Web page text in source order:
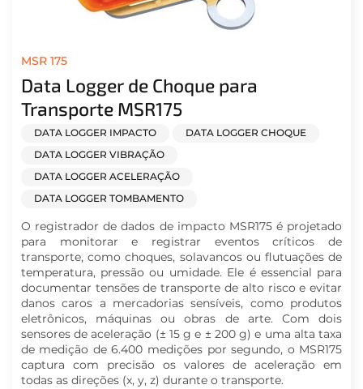
MSR 175
Data Logger de Choque para
Transporte MSR175
DATA LOGGER IMPACTO
DATA LOGGER CHOQUE
DATA LOGGER VIBRAÇÃO
DATA LOGGER ACELERAÇÃO
DATA LOGGER TOMBAMENTO
O registrador de dados de impacto MSR175 é projetado
para monitorar e registrar eventos críticos de
transporte, como choques, solavancos ou flutuações de
temperatura, pressão ou umidade. Ele é essencial para
documentar tensões de transporte de alto risco e evitar
danos caros a mercadorias sensíveis, como produtos
eletrônicos, máquinas ou obras de arte. Com dois
sensores de aceleração (± 15 g e ± 200 g) e uma alta taxa
de medição de 6.400 medições por segundo, o MSR175
captura com precisão os valores de aceleração em
todas as direções (x, y, z) durante o transporte.